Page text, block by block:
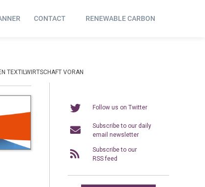
CONTACT RENEWABLE CARBON
TEXTILWIRTSCHAFT VORAN
Follow us on Twitter
Subscribe to our daily
email newsletter
Subscribe to our
RSS feed